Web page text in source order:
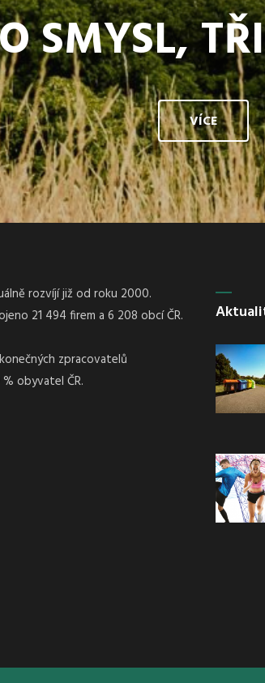
SMYSL,
VÍCE
rozvíjí již od roku 2000.
21 494 firem a 6 208 obcí ČR.
zpracovatelů
obyvatel ČR.